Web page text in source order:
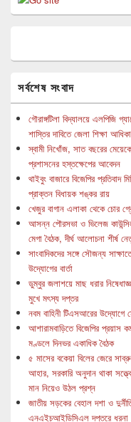
সর্বশেষ সংবাদ
গৌরাঙ্গটিলা বিদ্যালয়ে এলপিজি
শাস্তির দাবিতে জেলা শিক্ষা
স্বামী নিখোঁজ, সাত বছরের
প্রশাসনের হস্তক্ষেপের আবেদন
থাইবুং বাজারে বিজেপির
প্রাক্তন বিধায়ক শঙ্কর রায়
খেজুর বাগান এলাকা থেকে চোর
আসন্ন পৌরসভা ও ভিলেজ কাউন্সিল
মেগা বৈঠক, দীর্ঘ আলোচনা শীর্ষ
সাংবাদিকদের সঙ্গে সৌজন্য
উদ্যোগের বার্তা
ডুম্বুর জলাশয়ে মাছ ধরার
মুখে মৎস্য দপ্তর
নবম বাহিনী টিএসআরের উদ্যোগে
আশারামবাড়িতে বিজেপির প্রয়াস
মণ্ডলে দিনভর একাধিক বৈঠক
৫ মাসের বকেয়া বিলের জেরে
আহার, সরকারি অনুদান থাকা
মান নিয়েও উঠল প্রশ্ন
জাতীয় সড়কের বেহাল দশা ও
এনএইচআইডিসিএল দপ্তরে ধরনা